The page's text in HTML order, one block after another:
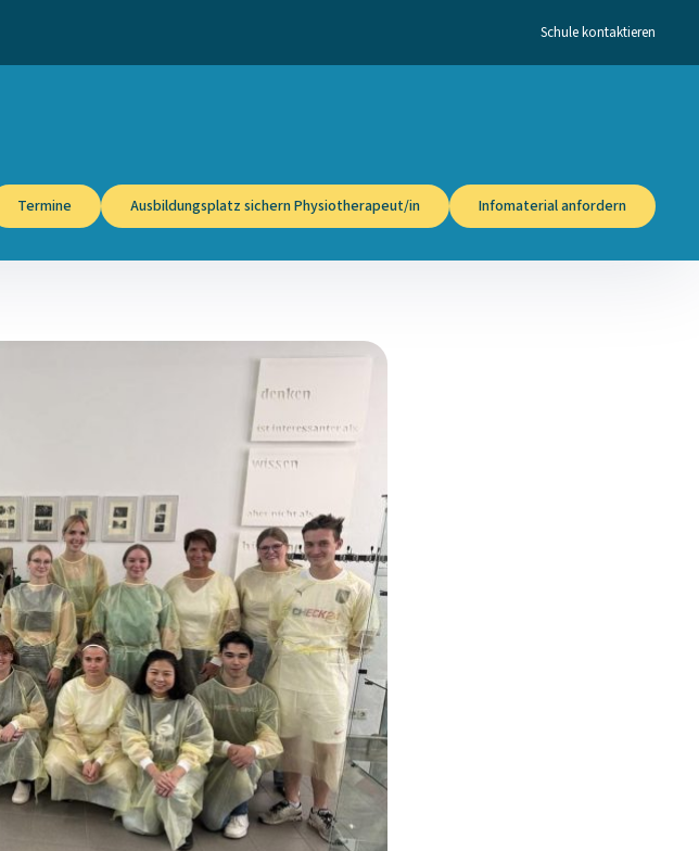
Schule kontaktieren
Termine Ausbildungsplatz sichern Physiotherapeut/in Infomaterial anfordern